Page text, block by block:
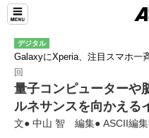
デジタル
GalaxyにXperia、注目スマホ一
回
量子コンピューターや
ルネサンスを向かえる
文● 中山 智 編集● ASCII編集